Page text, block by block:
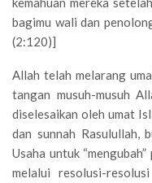
bagimu wali dan
(2:120)]
Allah telah melarang
tangan musuh-musuh
diselesaikan oleh umat
dan sunnah Rasulullah,
Usaha untuk
melalui resolusi-